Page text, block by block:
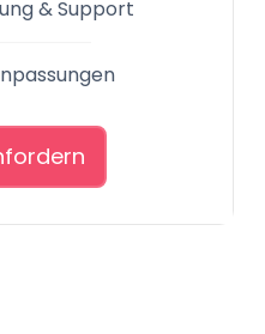
& Support